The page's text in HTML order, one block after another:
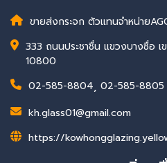
ขายส่งกระจก ตัวแทนจำหน่าย
333 ถนนประชาชื่น แขวงบางซื่อ
10800
02-585-8804, 02-585-8805
kh.glass01@gmail.com
https://